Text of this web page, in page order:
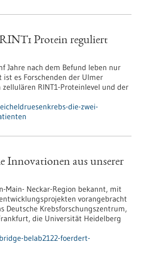
Protein reguliert
Jahre nach dem Befund leben nur
es Forschenden der Ulmer
RINT1-Proteinlevel und der
die-zwei-
Innovationen aus unserer
Main- Neckar-Region bekannt, mit
vorangebracht
Deutsche Krebsforschungszentrum,
die Universität Heidelberg
belab2122-foerdert-